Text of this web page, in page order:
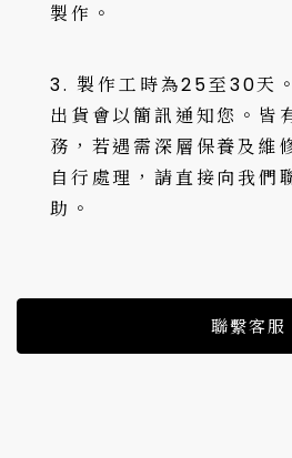
製作。
3. 製作工時為25至30天
出貨會以簡訊通知您。皆
務，若遇需深層保養及維
自行處理，請直接向我們
助。
聯繫客服